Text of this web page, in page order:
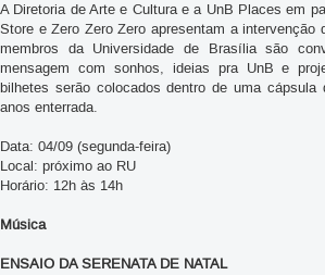
A Diretoria de Arte e Cultura e a UnB Places em
Store e Zero Zero Zero apresentam a intervenção
membros da Universidade de Brasília são
mensagem com sonhos, ideias pra UnB e
bilhetes serão colocados dentro de uma
anos enterrada.
Data: 04/09 (segunda-feira)
Local: próximo ao RU
Horário: 12h às 14h
Música
ENSAIO DA SERENATA DE NATAL